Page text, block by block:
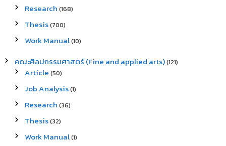
Research (168)
Thesis(700)
Work Manual(10)
คณะศิลปกรรมศาสตร์ (Fine and applied arts)(121)
Article (50)
Job Analysis(1)
Research (36)
Thesis(32)
Work Manual(1)